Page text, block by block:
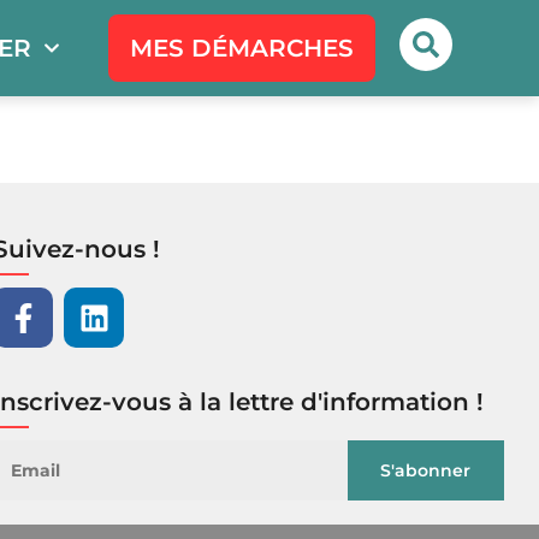
MES DÉMARCHES
nous !
vous à la lettre d'information !